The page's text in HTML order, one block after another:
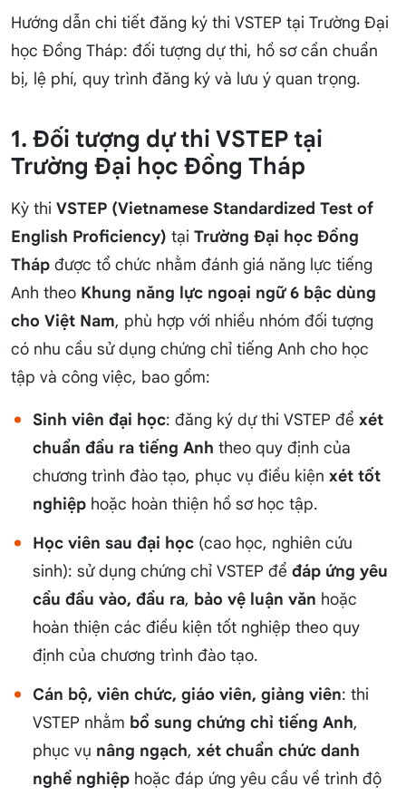
Hướng dẫn chi tiết đăng ký thi VSTEP tại Trường Đại
học Đồng Tháp: đối tượng dự thi, hồ sơ cần chuẩn
bị, lệ phí, quy trình đăng ký và lưu ý quan trọng.
1. Đối tượng dự thi VSTEP tại
Trường Đại học Đồng Tháp
Kỳ thi VSTEP (Vietnamese Standardized Test of
English Proficiency) tại Trường Đại học Đồng
Tháp được tổ chức nhằm đánh giá năng lực tiếng
Anh theo Khung năng lực ngoại ngữ 6 bậc dùng
cho Việt Nam, phù hợp với nhiều nhóm đối tượng
có nhu cầu sử dụng chứng chỉ tiếng Anh cho học
tập và công việc, bao gồm:
Sinh viên đại học: đăng ký dự thi VSTEP để xét
chuẩn đầu ra tiếng Anh theo quy định của
chương trình đào tạo, phục vụ điều kiện xét tốt
nghiệp hoặc hoàn thiện hồ sơ học tập.
Học viên sau đại học (cao học, nghiên cứu
sinh): sử dụng chứng chỉ VSTEP để đáp ứng yêu
cầu đầu vào, đầu ra, bảo vệ luận văn hoặc
hoàn thiện các điều kiện tốt nghiệp theo quy
định của chương trình đào tạo.
Cán bộ, viên chức, giáo viên, giảng viên: thi
VSTEP nhằm bổ sung chứng chỉ tiếng Anh,
phục vụ nâng ngạch, xét chuẩn chức danh
nghề nghiệp hoặc đáp ứng yêu cầu về trình độ